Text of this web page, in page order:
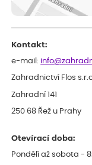
Kontakt:
e-mail:
Zahradnictví Flos
Zahradní 141
250 68 Řež u Prahy
Otevírací doba:
Pondělí až sobota -